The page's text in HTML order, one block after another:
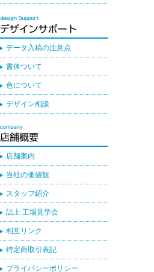
データ入稿の注意点
書体ついて
色について
デザイン相談
店舗案内
当社の価値観
スタッフ紹介
誌上 工場見学会
相互リンク
特定商取引表記
プライバシーポリシー